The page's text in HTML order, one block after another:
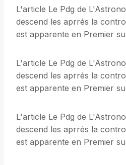
L'article Le Pdg de
descend les aprrés la
est apparente en Premier
L'article Le Pdg de
descend les aprrés la
est apparente en Premier
L'article Le Pdg de
descend les aprrés la
est apparente en Premier